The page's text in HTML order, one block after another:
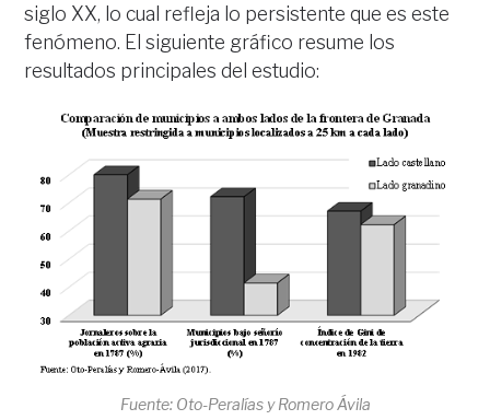
siglo XX, lo cual refleja lo persistente que es este
fenómeno. El siguiente gráfico resume los
resultados principales del estudio:
Fuente: Oto-Peralías y Romero Ávila